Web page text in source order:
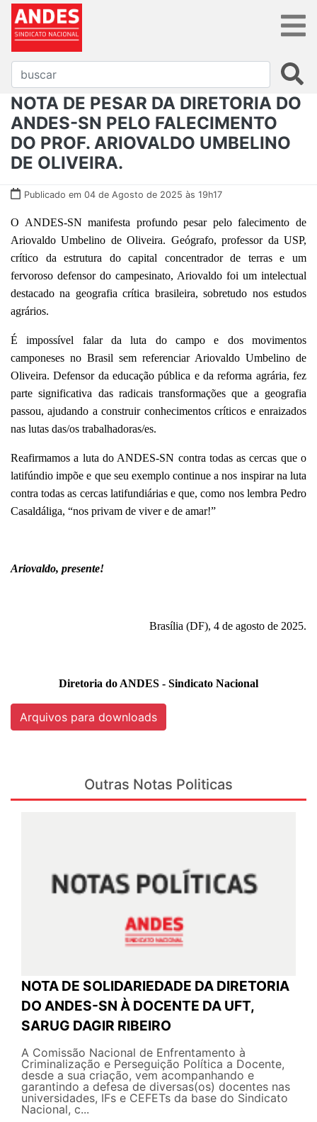
NOTA DE PESAR DA DIRETORIA DO
ANDES-SN PELO FALECIMENTO
DO PROF. ARIOVALDO UMBELINO
DE OLIVEIRA.
Publicado em 04 de Agosto de 2025 às 19h17
O ANDES-SN manifesta profundo pesar pelo falecimento de
Ariovaldo Umbelino de Oliveira. Geógrafo, professor da USP,
crítico da estrutura do capital concentrador de terras e um
fervoroso defensor do campesinato, Ariovaldo foi um intelectual
destacado na geografia crítica brasileira, sobretudo nos estudos
agrários.
É impossível falar da luta do campo e dos movimentos
camponeses no Brasil sem referenciar Ariovaldo Umbelino de
Oliveira. Defensor da educação pública e da reforma agrária, fez
parte significativa das radicais transformações que a geografia
passou, ajudando a construir conhecimentos críticos e enraizados
nas lutas das/os trabalhadoras/es.
Reafirmamos a luta do ANDES-SN contra todas as cercas que o
latifúndio impõe e que seu exemplo continue a nos inspirar na luta
contra todas as cercas latifundiárias e que, como nos lembra Pedro
Casaldáliga, “nos privam de viver e de amar!”
Ariovaldo, presente!
Brasília (DF), 4 de agosto de 2025.
Diretoria do ANDES - Sindicato Nacional
Arquivos para downloads
Outras Notas Politicas
NOTA DE SOLIDARIEDADE DA DIRETORIA
DO ANDES-SN À DOCENTE DA UFT,
SARUG DAGIR RIBEIRO
A Comissão Nacional de Enfrentamento à
Criminalização e Perseguição Política a Docente,
desde a sua criação, vem acompanhando e
garantindo a defesa de diversas(os) docentes nas
universidades, IFs e CEFETs da base do Sindicato
Nacional, c...